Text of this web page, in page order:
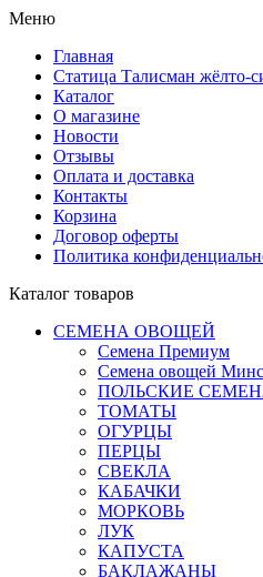
Меню
Главная
Статица Талисман жёлто-
Каталог
О магазине
Новости
Отзывы
Оплата и доставка
Контакты
Корзина
Договор оферты
Политика
Каталог товаров
СЕМЕНА ОВОЩЕЙ
Семена Премиум
Семена овощей
ПОЛЬСКИЕ
ТОМАТЫ
ОГУРЦЫ
ПЕРЦЫ
СВЕКЛА
КАБАЧКИ
МОРКОВЬ
ЛУК
КАПУСТА
БАКЛАЖАНЫ